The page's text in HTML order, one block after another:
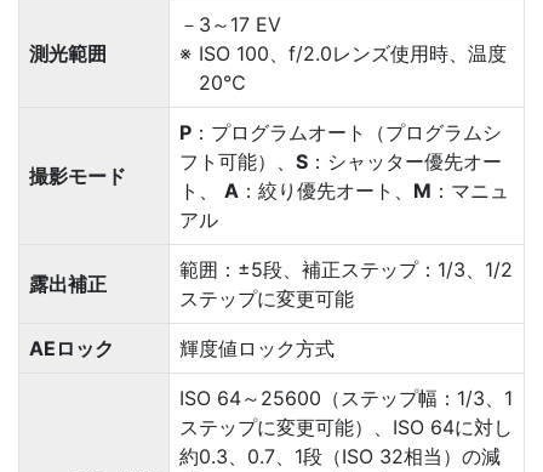
測光範囲
－3～17 EV
ISO 100、f/2.0レンズ使用時、温度
20℃
撮影モード
P ：プログラムオート（プログラムシ
フト可能）、 S ：シャッター優先オー
ト、 A ：絞り優先オート、 M ：マニュ
アル
露出補正
範囲：±5段、補正ステップ：1/3、1/2
ステップに変更可能
AEロック 輝度値ロック方式
ISO 64～25600（ステップ幅：1/3、1
ステップに変更可能）、ISO 64に対し
約0.3、0.7、1段（ISO 32相当）の減